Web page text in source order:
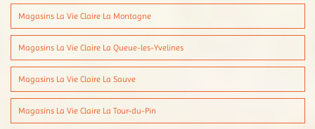
Magasins La Vie Claire La Montagne
Magasins La Vie Claire La Queue-les-Yvelines
Magasins La Vie Claire La Sauve
Magasins La Vie Claire La Tour-du-Pin